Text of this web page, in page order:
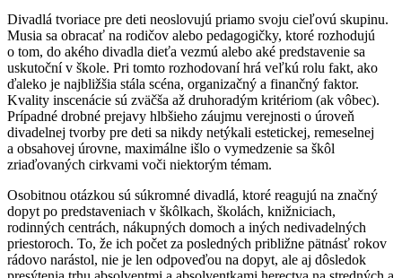
Divadlá tvoriace pre deti neoslovujú priamo svoju cieľovú skupinu.
Musia sa obracať na rodičov alebo pedagogičky, ktoré rozhodujú
o tom, do akého divadla dieťa vezmú alebo aké predstavenie sa
uskutoční v škole. Pri tomto rozhodovaní hrá veľkú rolu fakt, ako
ďaleko je najbližšia stála scéna, organizačný a finančný faktor.
Kvality inscenácie sú zväčša až druhoradým kritériom (ak vôbec).
Prípadné drobné prejavy hlbšieho záujmu verejnosti o úroveň
divadelnej tvorby pre deti sa nikdy netýkali estetickej, remeselnej
a obsahovej úrovne, maximálne išlo o vymedzenie sa škôl
zriaďovaných cirkvami voči niektorým témam.
Osobitnou otázkou sú súkromné divadlá, ktoré reagujú na značný
dopyt po predstaveniach v škôlkach, školách, knižniciach,
rodinných centrách, nákupných domoch a iných nedivadelných
priestoroch. To, že ich počet za posledných približne pätnásť rokov
rádovo narástol, nie je len odpoveďou na dopyt, ale aj dôsledok